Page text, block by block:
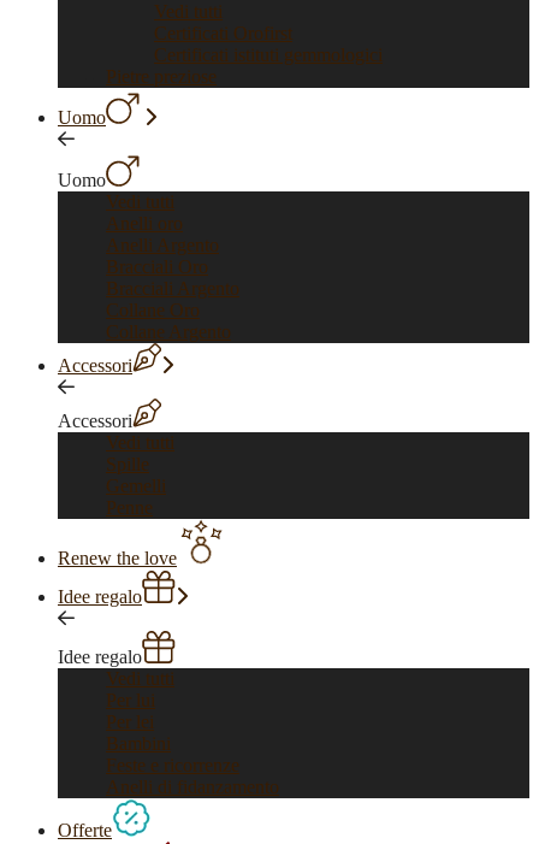
Vedi tutti
Certificati Orofirst
Certificati istituti gemmologici
Pietre preziose
Uomo
Uomo
Vedi tutti
Anelli oro
Anelli Argento
Bracciali Oro
Bracciali Argento
Collane Oro
Collane Argento
Accessori
Accessori
Vedi tutti
Spille
Gemelli
Penne
Renew the love
Idee regalo
Idee regalo
Vedi tutti
Per lui
Per lei
Bambini
Feste e ricorrenze
Anelli di fidanzamento
Offerte